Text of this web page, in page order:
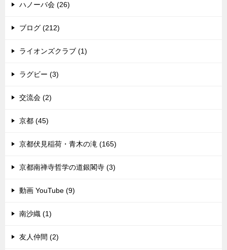
ハノーバ会 (26)
ブログ (212)
ライオンズクラブ (1)
ラグビー (3)
交流会 (2)
京都 (45)
京都伏見稲荷・青木の滝 (165)
京都南禅寺哲学の道銀閣寺 (3)
動画 YouTube (9)
南沙織 (1)
友人仲間 (2)